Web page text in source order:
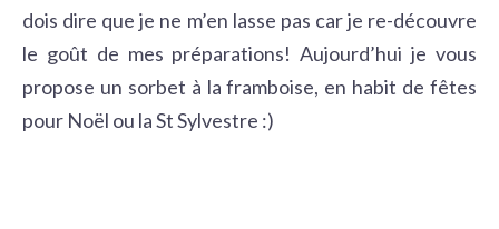
dois dire que je ne m’en lasse pas car je re-découvre
le goût de mes préparations! Aujourd’hui je vous
propose un sorbet à la framboise, en habit de fêtes
pour Noël ou la St Sylvestre :)